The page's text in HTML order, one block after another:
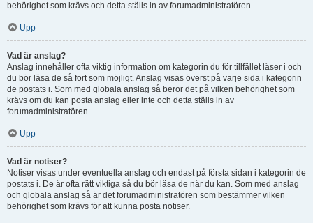
behörighet som krävs och detta ställs in av forumadministratören.
Upp
Vad är anslag?
Anslag innehåller ofta viktig information om kategorin du för tillfället läser i och
du bör läsa de så fort som möjligt. Anslag visas överst på varje sida i kategorin
de postats i. Som med globala anslag så beror det på vilken behörighet som
krävs om du kan posta anslag eller inte och detta ställs in av
forumadministratören.
Upp
Vad är notiser?
Notiser visas under eventuella anslag och endast på första sidan i kategorin de
postats i. De är ofta rätt viktiga så du bör läsa de när du kan. Som med anslag
och globala anslag så är det forumadministratören som bestämmer vilken
behörighet som krävs för att kunna posta notiser.